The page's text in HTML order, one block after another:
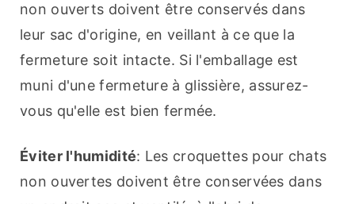
non ouverts doivent être conservés dans
leur sac d'origine, en veillant à ce que la
fermeture soit intacte. Si l'emballage est
muni d'une fermeture à glissière, assurez-
vous qu'elle est bien fermée.
Éviter l'humidité: Les croquettes pour chats
non ouvertes doivent être conservées dans